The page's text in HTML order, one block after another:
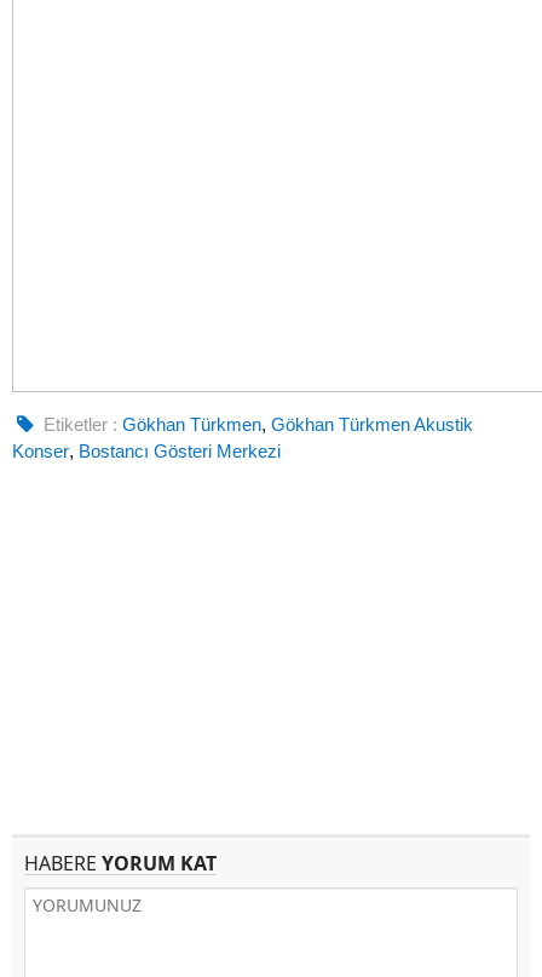
Etiketler : Gökhan Türkmen,Gökhan Türkmen Akustik
Konser, Bostancı Gösteri Merkezi
HABERE YORUM KAT